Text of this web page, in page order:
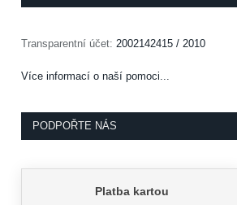
Transparentní účet: 2002142415 / 2010
Více informací o naší pomoci...
PODPOŘTE NÁS